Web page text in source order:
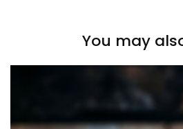
You may